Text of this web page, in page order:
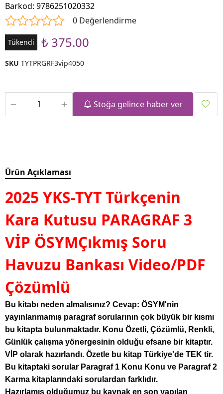
Barkod: 9786251020332
0 Değerlendirme
Tükendi ₺ 375.00
SKU TYTPRGRF3vip4050
Stoğa gelince haber ver
Ürün Açıklaması
2025 YKS-TYT Türkçenin
Kara Kutusu PARAGRAF 3
VİP ÖSYMÇıkmış Soru
Havuzu Bankası Video/PDF
Çözümlü
Bu kitabı neden almalısınız? Cevap: ÖSYM'nin
yayınlanmamış paragraf sorularının çok büyük bir kısmı
bu kitapta bulunmaktadır. Konu Özetli, Çözümlü, Renkli,
Günlük çalışma yönergesinin olduğu efsane bir kitaptır.
VİP olarak hazırlandı. Özetle bu kitap Türkiye'de TEK tir.
Bu kitaptaki sorular Paragraf 1 Konu Konu ve Paragraf 2
Karma kitaplarındaki sorulardan farklıdır.
Hazırlamış olduğumuz bu kaynak en son yapılan